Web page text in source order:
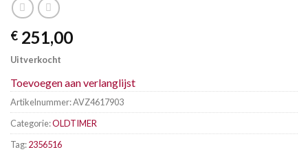
€ 251,00
Uitverkocht
Toevoegen aan verlanglijst
Artikelnummer:AVZ4617903
Categorie:OLDTIMER
Tag:2356516